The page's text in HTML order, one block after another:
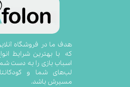
​​​​​​​​​​هدف ما در فروشگاه
که با بهترین شرایط
اسباب بازی را به دست
لب‌های شما و
مسیرش باشد.